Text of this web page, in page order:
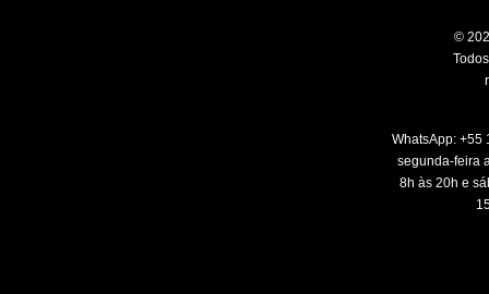
WhatsApp: +55
segunda-feira
8h às 20h e
©